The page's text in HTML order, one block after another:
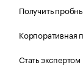
Получить
Корпоративная
Стать экспертом